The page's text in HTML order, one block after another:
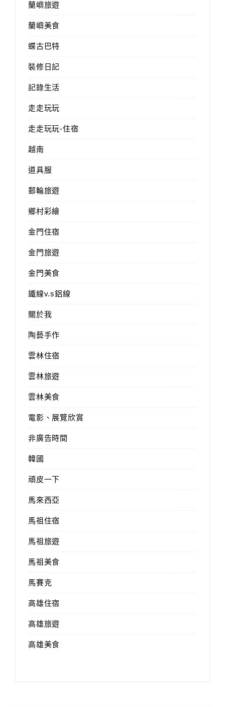
蘭嶼旅遊
蘭嶼美食
蝶古巴特
裝修日記
記錄生活
走走玩玩
走走玩玩-住宿
越南
道具服
郵輪旅遊
鄉村彩繪
金門住宿
金門旅遊
金門美食
鐵線v.s鋁線
關於我
陶藝手作
雲林住宿
雲林旅遊
雲林美食
電影、展覽欣賞
非廣告時間
韓國
頑皮一下
馬來西亞
馬祖住宿
馬祖旅遊
馬祖美食
馬賽克
高雄住宿
高雄旅遊
高雄美食